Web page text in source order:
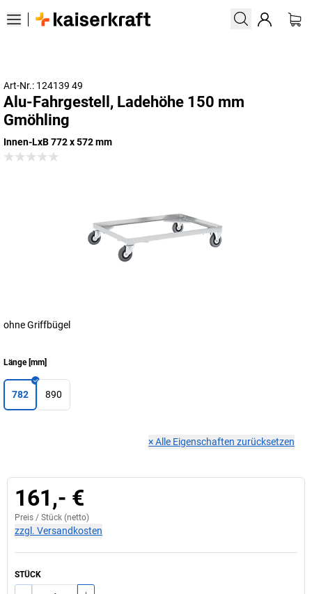
Art-Nr.: 124139 49
Alu-Fahrgestell, Ladehöhe 150 mm
Gmöhling
Innen-LxB 772 x 572 mm
ohne Griffbügel
Länge[mm]
782 890
×Alle Eigenschaften zurücksetzen
161,- €
Preis / Stück (netto)
zzgl. Versandkosten
STÜCK